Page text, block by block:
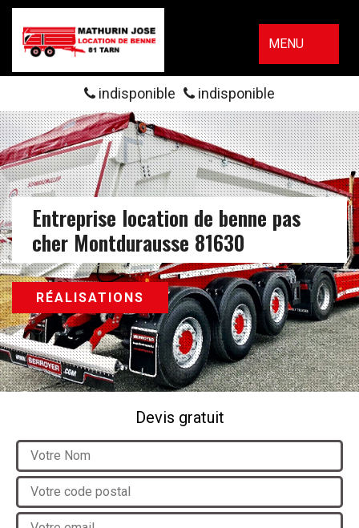
MENU
indisponible indisponible
Entreprise location de benne pas
cher Montdurausse 81630
RÉALISATIONS
Devis gratuit